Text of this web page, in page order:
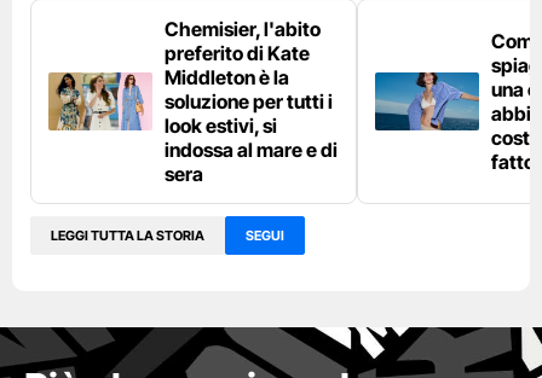
Chemisier, l'abito
preferito di Kate
Middleton è la
soluzione per tutti i
look estivi, si
indossa al mare e di
sera
una
fatto
LEGGI TUTTA LA STORIA SEGUI